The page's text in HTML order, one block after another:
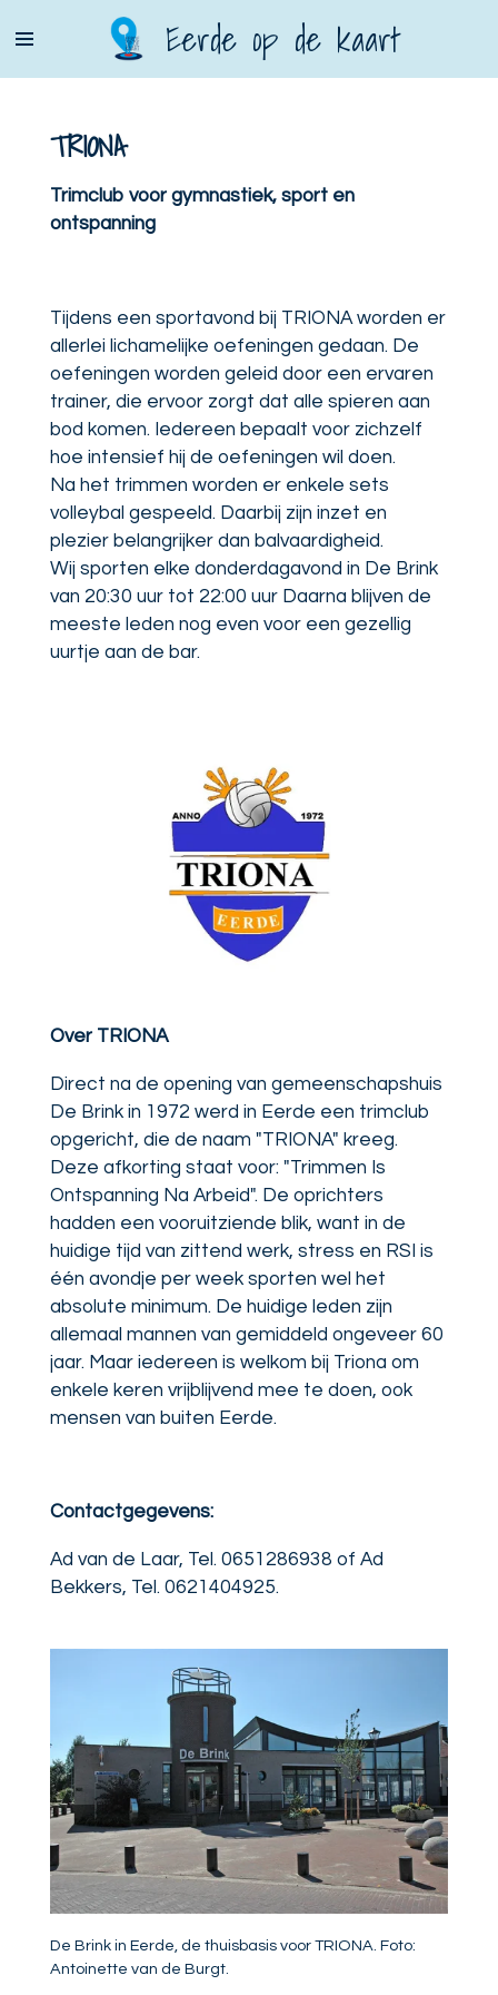
direct
naar
hoofdinhoud
Eerde op de kaart
TRIONA
Trimclub voor gymnastiek, sport en
ontspanning
Tijdens een sportavond bij TRIONA worden er
allerlei lichamelijke oefeningen gedaan. De
oefeningen worden geleid door een ervaren
trainer, die ervoor zorgt dat alle spieren aan
bod komen. Iedereen bepaalt voor zichzelf
hoe intensief hij de oefeningen wil doen.
Na het trimmen worden er enkele sets
volleybal gespeeld. Daarbij zijn inzet en
plezier belangrijker dan balvaardigheid.
Wij sporten elke donderdagavond in De Brink
van 20:30 uur tot 22:00 uur Daarna blijven de
meeste leden nog even voor een gezellig
uurtje aan de bar.
Over TRIONA
Direct na de opening van gemeenschapshuis
De Brink in 1972 werd in Eerde een trimclub
opgericht, die de naam "TRIONA" kreeg.
Deze afkorting staat voor: "Trimmen Is
Ontspanning Na Arbeid". De oprichters
hadden een vooruitziende blik, want in de
huidige tijd van zittend werk, stress en RSI is
één avondje per week sporten wel het
absolute minimum. De huidige leden zijn
allemaal mannen van gemiddeld ongeveer 60
jaar. Maar iedereen is welkom bij Triona om
enkele keren vrijblijvend mee te doen, ook
mensen van buiten Eerde.
Contactgegevens:
Ad van de Laar, Tel. 0651286938 of Ad
Bekkers, Tel. 0621404925.
De Brink in Eerde, de thuisbasis voor TRIONA. Foto:
Antoinette van de Burgt.